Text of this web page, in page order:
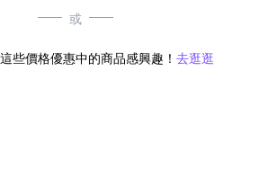
或
些價格優惠中的商品感興趣！ 去逛逛